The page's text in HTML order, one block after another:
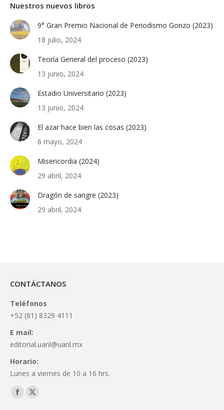
Nuestros nuevos libros
9° Gran Premio Nacional de Periodismo Gonzo (2023)
18 julio, 2024
Teoría General del proceso (2023)
13 junio, 2024
Estadio Universitario (2023)
13 junio, 2024
El azar hace bien las cosas (2023)
6 mayo, 2024
Misericordia (2024)
29 abril, 2024
Dragón de sangre (2023)
29 abril, 2024
CONTÁCTANOS
Teléfonos
+52 (81) 8329 4111
E mail:
editorial.uanl@uanl.mx
Horario:
Lunes a viernes de 10 a 16 hrs.
Find us on:
Facebook
X